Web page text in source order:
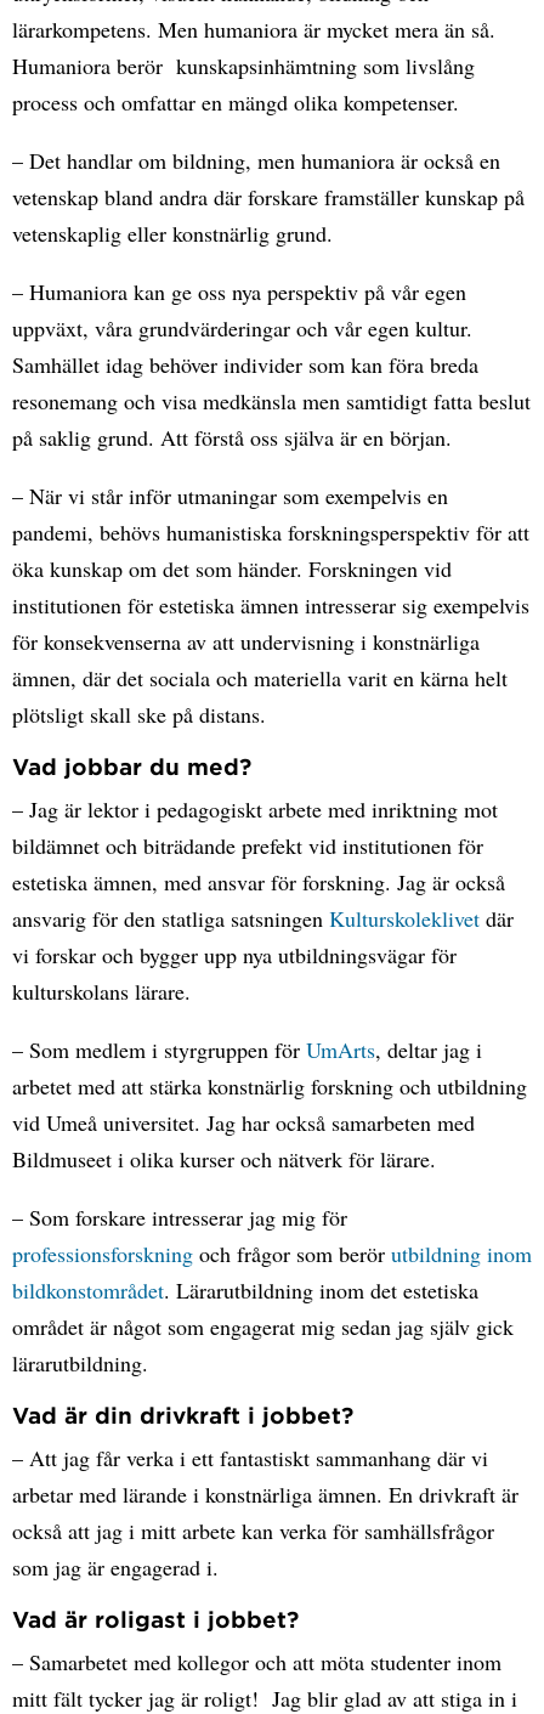
lärarkompetens. Men humaniora är mycket mera än så.
Humaniora berör kunskapsinhämtning som livslång
process och omfattar en mängd olika kompetenser.
– Det handlar om bildning, men humaniora är också en
vetenskap bland andra där forskare framställer kunskap på
vetenskaplig eller konstnärlig grund.
– Humaniora kan ge oss nya perspektiv på vår egen
uppväxt, våra grundvärderingar och vår egen kultur.
Samhället idag behöver individer som kan föra breda
resonemang och visa medkänsla men samtidigt fatta beslut
på saklig grund. Att förstå oss själva är en början.
– När vi står inför utmaningar som exempelvis en
pandemi, behövs humanistiska forskningsperspektiv för att
öka kunskap om det som händer. Forskningen vid
institutionen för estetiska ämnen intresserar sig exempelvis
för konsekvenserna av att undervisning i konstnärliga
ämnen, där det sociala och materiella varit en kärna helt
plötsligt skall ske på distans.
Vad jobbar du med?
– Jag är lektor i pedagogiskt arbete med inriktning mot
bildämnet och biträdande prefekt vid institutionen för
estetiska ämnen, med ansvar för forskning. Jag är också
ansvarig för den statliga satsningen Kulturskoleklivet där
vi forskar och bygger upp nya utbildningsvägar för
kulturskolans lärare.
– Som medlem i styrgruppen för UmArts, deltar jag i
arbetet med att stärka konstnärlig forskning och utbildning
vid Umeå universitet. Jag har också samarbeten med
Bildmuseet i olika kurser och nätverk för lärare.
– Som forskare intresserar jag mig för
professionsforskning och frågor som berör utbildning inom
bildkonstområdet. Lärarutbildning inom det estetiska
området är något som engagerat mig sedan jag själv gick
lärarutbildning.
Vad är din drivkraft i jobbet?
– Att jag får verka i ett fantastiskt sammanhang där vi
arbetar med lärande i konstnärliga ämnen. En drivkraft är
också att jag i mitt arbete kan verka för samhällsfrågor
som jag är engagerad i.
Vad är roligast i jobbet?
– Samarbetet med kollegor och att möta studenter inom
mitt fält tycker jag är roligt! Jag blir glad av att stiga in i